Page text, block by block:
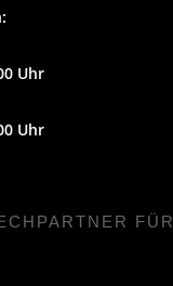
Uhr
Uhr
FÜR